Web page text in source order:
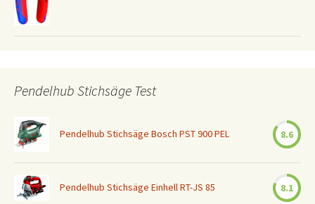
Pendelhub Stichsäge Test
Pendelhub Stichsäge Bosch PST 900 PEL 8.6
Pendelhub Stichsäge Einhell RT-JS 85 8.1